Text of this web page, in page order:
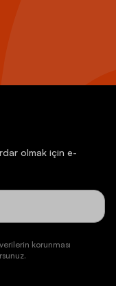
olmak için e-
korunması